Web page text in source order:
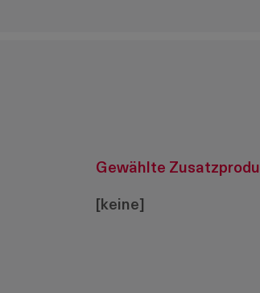
Gewählte
[keine]